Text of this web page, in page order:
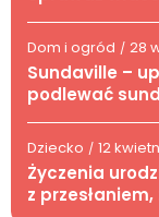
Dom i ogród / 28
Sundaville –
podlewać
Dziecko / 12
Życzenia
z